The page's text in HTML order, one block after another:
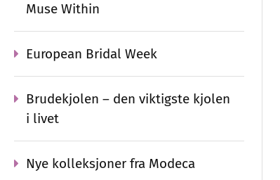
Muse Within
European Bridal Week
Brudekjolen – den viktigste kjolen
i livet
Nye kolleksjoner fra Modeca